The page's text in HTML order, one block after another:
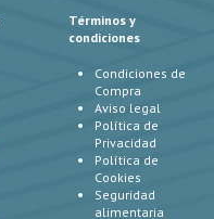
Términos y
condiciones
Condiciones de
Compra
Aviso legal
Política de
Privacidad
Política de
Cookies
Seguridad
alimentaria